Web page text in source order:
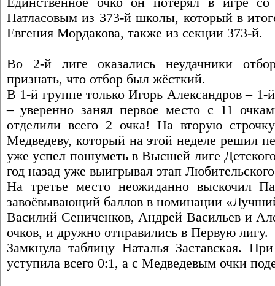
Патласовым из 373-й школы, который в
Евгения Мордакова, также из секции 373-й.
Во 2-й лиге оказались неудачники
признать, что отбор был жёсткий.
В 1-й группе только Игорь Александров – 1-
– уверенно занял первое место с 11
отделили всего 2 очка! На вторую
Медведеву, который на этой неделе решил
уже успел пошуметь в Высшей лиге
год назад уже выигрывал этап
На третье место неожиданно выскочил
завоёвывающий баллов в номинации
Василий Сениченков, Андрей Васильев и
очков, и дружно отправились в Первую лигу.
Замкнула таблицу Наталья Заставская.
уступила всего 0:1, а с Медведевым очки